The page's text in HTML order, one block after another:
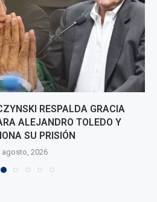
RESPALDA GRACIA
ALEJANDRO TOLEDO Y
SU PRISIÓN
agosto, 2026